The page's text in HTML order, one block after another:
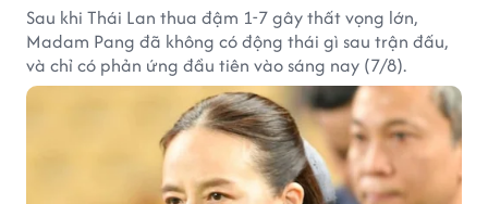
Sau khi Thái Lan thua đậm 1-7 gây thất vọng lớn,
Madam Pang đã không có động thái gì sau trận đấu,
và chỉ có phản ứng đầu tiên vào sáng nay (7/8).